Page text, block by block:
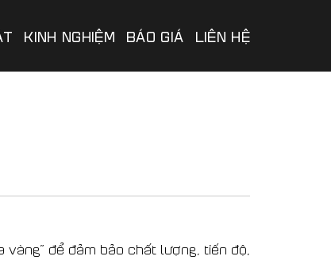
KINH NGHIỆM BÁO GIÁ LIÊN HỆ
để đảm bảo chất lượng, tiến độ,